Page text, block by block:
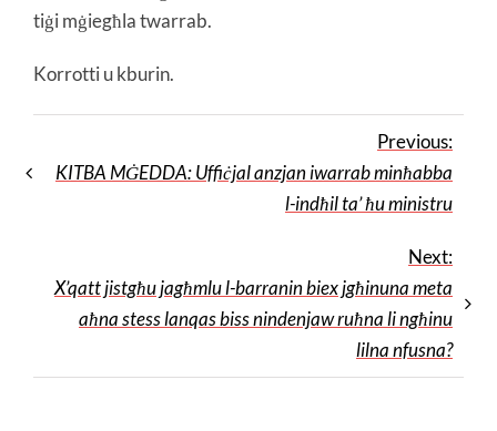
tiġi mġiegħla twarrab.
Korrotti u kburin.
Previous:
KITBA MĠEDDA: Uffiċjal anzjan iwarrab minħabba
l-indħil ta’ ħu ministru
Next:
X’qatt jistgħu jagħmlu l-barranin biex jgħinuna meta
aħna stess lanqas biss nindenjaw ruħna li ngħinu
lilna nfusna?